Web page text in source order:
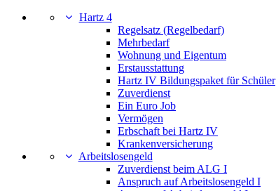
Hartz 4
Regelsatz (Regelbedarf)
Mehrbedarf
Wohnung und Eigentum
Erstausstattung
Hartz IV Bildungspaket für Schüler
Zuverdienst
Ein Euro Job
Vermögen
Erbschaft bei Hartz IV
Krankenversicherung
Arbeitslosengeld
Zuverdienst beim ALG I
Anspruch auf Arbeitslosengeld I